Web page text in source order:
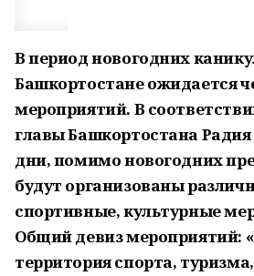
В период новогодних
Башкортостане ожидается
мероприятий. В
главы Башкортостана Радия
дни, помимо новогодних
будут организованы
спортивные, культурные
Общий девиз мероприятий:
территория спорта,